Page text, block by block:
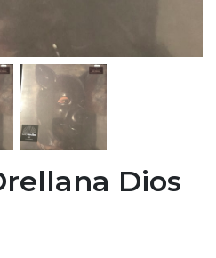
Dios